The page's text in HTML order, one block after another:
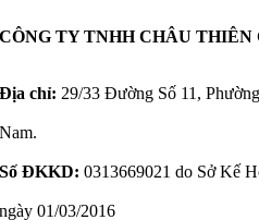
CÔNG TY TNHH CHÂU THIÊN
Địa chỉ: 29/33 Đường Số 11,
Nam.
Số ĐKKD: 0313669021 do Sở Kế
ngày 01/03/2016